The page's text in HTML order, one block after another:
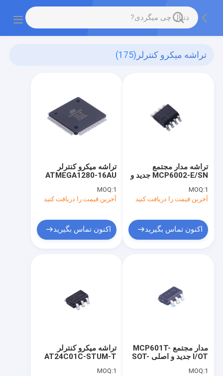
تراشه میکرو کنترلر (175)
تراشه میکرو کنترلر
ATMEGA1280-16AU
جدید و اصلی
MOQ:1
آخرین قیمت را دریافت کنید
اکنون تماس بگیرید
تراشه مدار مجتمع
MCP6002-E/SN جدید و
MOQ:1
آخرین قیمت را دریافت کنید
اکنون تماس بگیرید
تراشه میکرو کنترلر
AT24C01C-STUM-T
MOQ:1
مدار مجتمع MCP601T-
I/OT جدید و اصلی SOT-
MOQ:1